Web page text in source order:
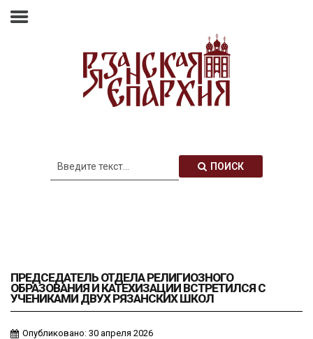
Митрополия ПОИСК
ПРЕДСЕДАТЕЛЬ ОТДЕЛА РЕЛИГИОЗНОГО
ОБРАЗОВАНИЯ И КАТЕХИЗАЦИИ ВСТРЕТИЛСЯ С
УЧЕНИКАМИ ДВУХ РЯЗАНСКИХ ШКОЛ
Опубликовано: 30 апреля 2026